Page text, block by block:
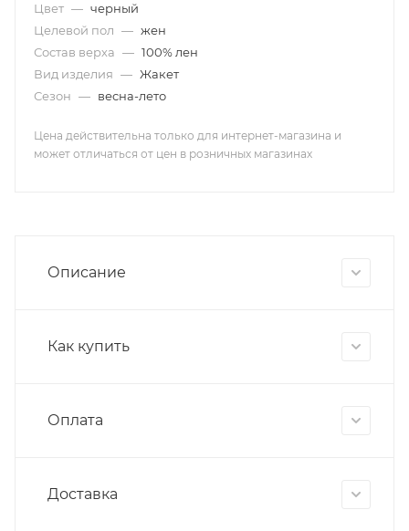
Цвет — черный
Целевой пол — жен
Состав верха — 100% лен
Вид изделия — Жакет
Сезон — весна-лето
Цена действительна только для интернет-магазина и
может отличаться от цен в розничных магазинах
Описание
Как купить
Оплата
Доставка